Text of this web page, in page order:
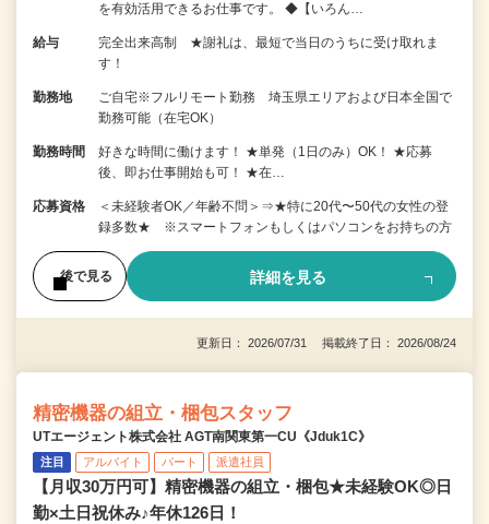
を有効活用できるお仕事です。 ◆【いろん…
給与
完全出来高制 ★謝礼は、最短で当日のうちに受け取れま
す！
勤務地
ご自宅※フルリモート勤務 埼玉県エリアおよび日本全国で
勤務可能（在宅OK）
勤務時間
好きな時間に働けます！ ★単発（1日のみ）OK！ ★応募
後、即お仕事開始も可！ ★在…
応募資格
＜未経験者OK／年齢不問＞⇒★特に20代〜50代の女性の登
録多数★ ※スマートフォンもしくはパソコンをお持ちの方
後で見る 詳細を見る
更新日： 2026/07/31 掲載終了日： 2026/08/24
精密機器の組立・梱包スタッフ
UTエージェント株式会社 AGT南関東第一CU《Jduk1C》
注目 アルバイト パート 派遣社員
【月収30万円可】精密機器の組立・梱包★未経験OK◎日
勤×土日祝休み♪年休126日！